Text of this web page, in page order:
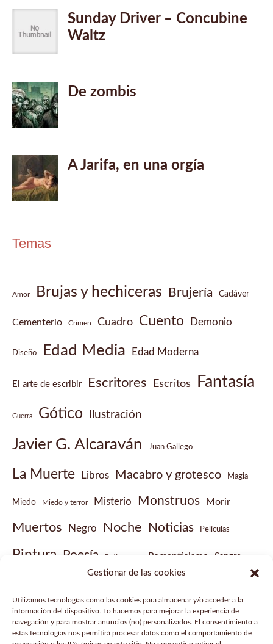
Gestionar de las cookies
Utilizamos tecnologías como las cookies para almacenar y/o acceder a la
información del dispositivo. Lo hacemos para mejorar la experiencia de
navegación y para mostrar anuncios (no) personalizados. El consentimiento a
estas tecnologías nos permitirá procesar datos como el comportamiento de
Temas
Amor Brujas y hechiceras Brujería Cadáver
Cementerio Crimen Cuadro Cuento Demonio
Diseño Edad Media Edad Moderna
El arte de escribir Escritores Escritos Fantasía
Guerra Gótico Ilustración
Javier G. Alcaraván Juan Gallego
La Muerte Libros Macabro y grotesco Magia
Miedo Miedo y terror Misterio Monstruos Morir
Muertos Negro Noche Noticias Películas
Pintura Poesía Reflexiones Romanticismo Sangre
Vídeo musical